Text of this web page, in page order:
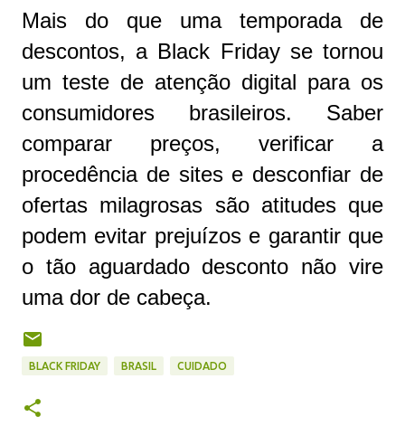
Mais do que uma temporada de
descontos, a Black Friday se tornou
um teste de atenção digital para os
consumidores brasileiros. Saber
comparar preços, verificar a
procedência de sites e desconfiar de
ofertas milagrosas são atitudes que
podem evitar prejuízos e garantir que
o tão aguardado desconto não vire
uma dor de cabeça.
BLACK FRIDAY BRASIL CUIDADO